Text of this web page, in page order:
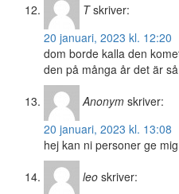
T skriver:
20 januari, 2023 kl. 12:20
dom borde kalla den
den på många år det är
Anonym skriver:
20 januari, 2023 kl. 13:08
hej kan ni personer ge
leo skriver: